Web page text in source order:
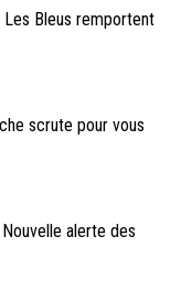
Les Bleus remportent
scrute pour vous
alerte des